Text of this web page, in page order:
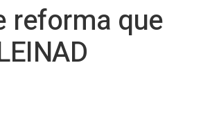
reforma que